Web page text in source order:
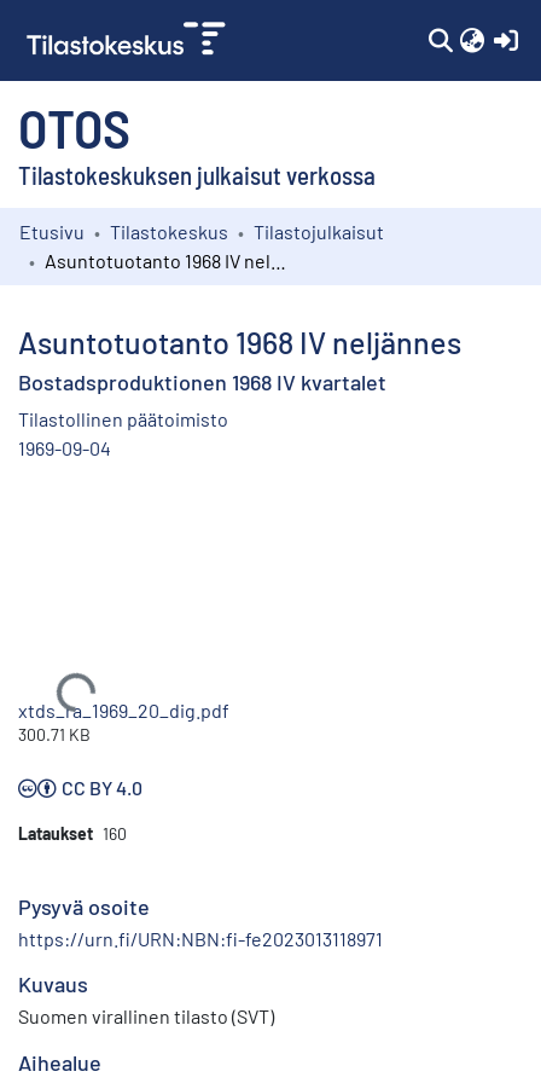
OTOS
Tilastokeskuksen julkaisut verkossa
Kokoelmat
Etusivu Tilastokeskus
Tilastojulkaisut
Asuntotuotanto 1968 IV neljännes
Bostadsproduktionen 1968 IV kvartalet
Tilastollinen päätoimisto
1969-09-04
Ladataan...
xtds_ra_1969_20_dig.pdf
300.71 KB
CC BY 4.0
Lataukset 160
Pysyvä osoite
https://urn.fi/URN:NBN:fi-fe2023013118971
Kuvaus
Suomen virallinen tilasto (SVT)
Aihealue